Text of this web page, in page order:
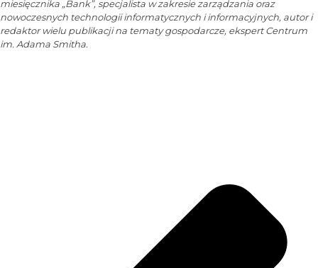
miesięcznika „Bank”, specjalista w zakresie zarządzania oraz
nowoczesnych technologii informatycznych i informacyjnych, autor i
redaktor wielu publikacji na tematy gospodarcze, ekspert Centrum
im. Adama Smitha.